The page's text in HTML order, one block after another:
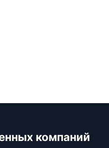
компаний